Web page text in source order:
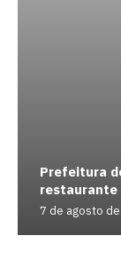
Prefeitura
restaurante
7 de agosto